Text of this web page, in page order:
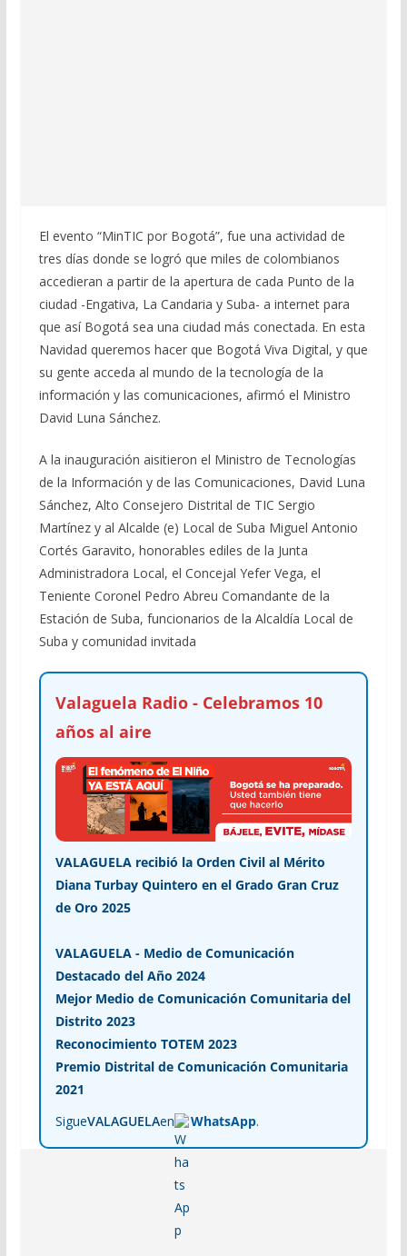
El evento “MinTIC por Bogotá”, fue una actividad de
tres días donde se logró que miles de colombianos
accedieran a partir de la apertura de cada Punto de la
ciudad -Engativa, La Candaria y Suba- a internet para
que así Bogotá sea una ciudad más conectada. En esta
Navidad queremos hacer que Bogotá Viva Digital, y que
su gente acceda al mundo de la tecnología de la
información y las comunicaciones, afirmó el Ministro
David Luna Sánchez.
A la inauguración aisitieron el Ministro de Tecnologías
de la Información y de las Comunicaciones, David Luna
Sánchez, Alto Consejero Distrital de TIC Sergio
Martínez y al Alcalde (e) Local de Suba Miguel Antonio
Cortés Garavito, honorables ediles de la Junta
Administradora Local, el Concejal Yefer Vega, el
Teniente Coronel Pedro Abreu Comandante de la
Estación de Suba, funcionarios de la Alcaldía Local de
Suba y comunidad invitada
Valaguela Radio - Celebramos 10
años al aire
VALAGUELA recibió la Orden Civil al Mérito
Diana Turbay Quintero en el Grado Gran Cruz
de Oro 2025
VALAGUELA - Medio de Comunicación
Destacado del Año 2024
Mejor Medio de Comunicación Comunitaria del
Distrito 2023
Reconocimiento TOTEM 2023
Premio Distrital de Comunicación Comunitaria
2021
SigueVALAGUELAen WhatsApp.